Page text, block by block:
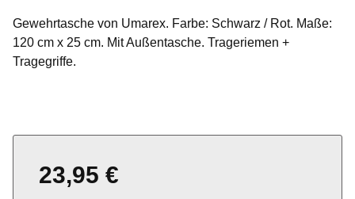
Gewehrtasche von Umarex. Farbe: Schwarz / Rot. Maße:
120 cm x 25 cm. Mit Außentasche. Trageriemen +
Tragegriffe.
23,95 €